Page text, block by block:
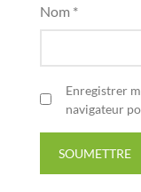
Nom *
Enregistrer
navigateur
SOUMETTRE